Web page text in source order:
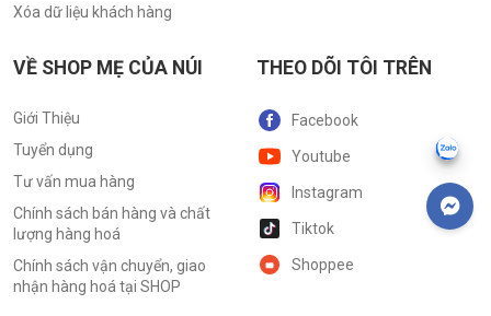
Xóa dữ liệu khách hàng
VỀ SHOP MẸ CỦA NÚI
Giới Thiệu
Tuyển dụng
Tư vấn mua hàng
Chính sách bán hàng và chất
lượng hàng hoá
Chính sách vận chuyển, giao
nhận hàng hoá tại SHOP
THEO DÕI TÔI TRÊN
Facebook
Youtube
Instagram
Tiktok
Shoppee